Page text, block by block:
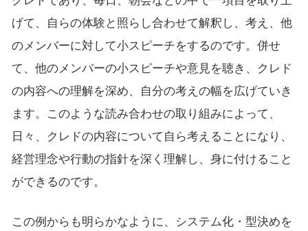
げて、自らの体験と照らし合わせて解釈し、考え、他
のメンバーに対して小スピーチをするのです。併せ
て、他のメンバーの小スピーチや意見を聴き、クレド
の内容への理解を深め、自分の考えの幅を広げていき
ます。このような読み合わせの取り組みによって、
日々、クレドの内容について自ら考えることになり、
経営理念や行動の指針を深く理解し、身に付けること
ができるのです。
この例からも明らかなように、システム化・型決めを